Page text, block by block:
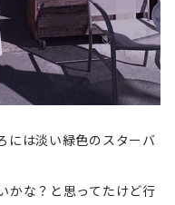
には淡い緑色のスターバ
かな？と思ってたけど行